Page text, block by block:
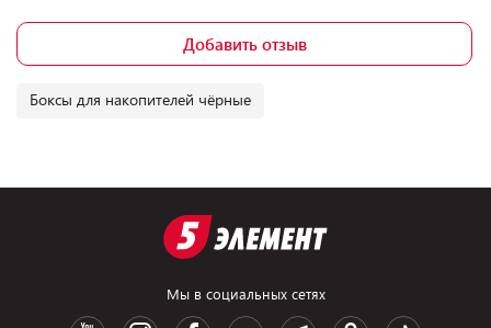
Добавить отзыв
Боксы для накопителей чёрные
Мы в социальных сетях